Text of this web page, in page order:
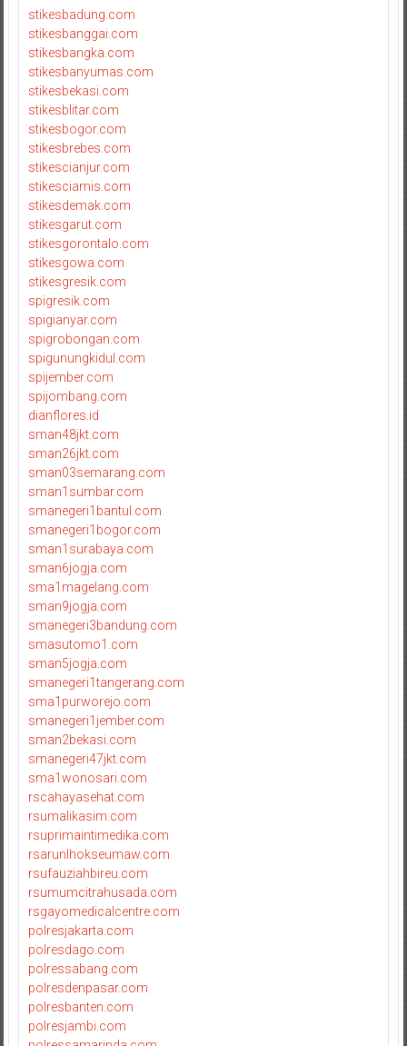
stikesbadung.com
stikesbanggai.com
stikesbangka.com
stikesbanyumas.com
stikesbekasi.com
stikesblitar.com
stikesbogor.com
stikesbrebes.com
stikescianjur.com
stikesciamis.com
stikesdemak.com
stikesgarut.com
stikesgorontalo.com
stikesgowa.com
stikesgresik.com
spigresik.com
spigianyar.com
spigrobongan.com
spigunungkidul.com
spijember.com
spijombang.com
dianflores.id
sman48jkt.com
sman26jkt.com
sman03semarang.com
sman1sumbar.com
smanegeri1bantul.com
smanegeri1bogor.com
sman1surabaya.com
sman6jogja.com
sma1magelang.com
sman9jogja.com
smanegeri3bandung.com
smasutomo1.com
sman5jogja.com
smanegeri1tangerang.com
sma1purworejo.com
smanegeri1jember.com
sman2bekasi.com
smanegeri47jkt.com
sma1wonosari.com
rscahayasehat.com
rsumalikasim.com
rsuprimaintimedika.com
rsarunlhokseumaw.com
rsufauziahbireu.com
rsumumcitrahusada.com
rsgayomedicalcentre.com
polresjakarta.com
polresdago.com
polressabang.com
polresdenpasar.com
polresbanten.com
polresjambi.com